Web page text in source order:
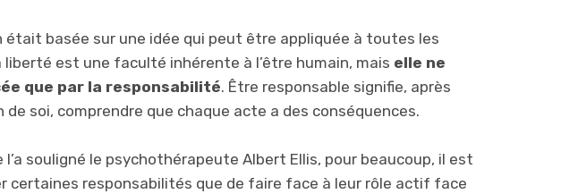
basée sur une idée qui peut être appliquée à toutes les
liberté est une faculté inhérente à l’être humain, mais elle ne
que par la responsabilité. Être responsable signifie, après
soi, comprendre que chaque acte a des conséquences.
l’a souligné le psychothérapeute Albert Ellis, pour beaucoup, il est
certaines responsabilités que de faire face à leur rôle actif face